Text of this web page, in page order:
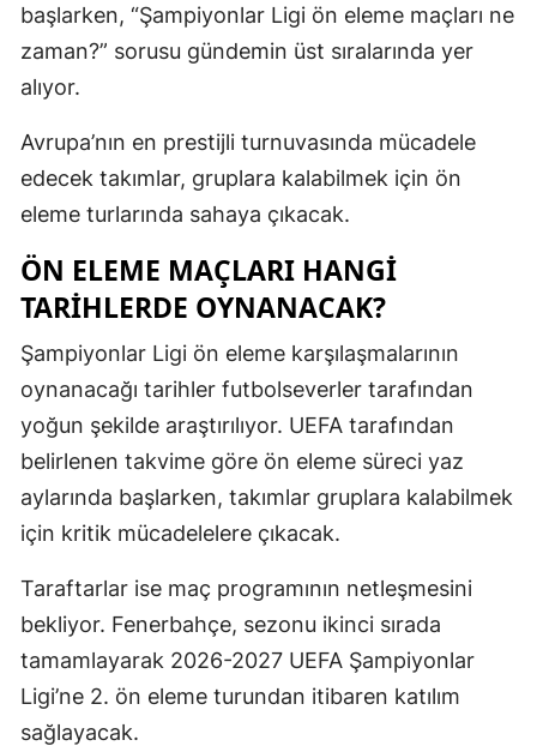
Elazığ
Erzincan
Eskişehir
Hakkari
Isparta
Mersin
Kars
Kastamonu
başlarken, “Şampiyonlar Ligi ön eleme maçları ne
zaman?” sorusu gündemin üst sıralarında yer
alıyor.
Avrupa’nın en prestijli turnuvasında mücadele
edecek takımlar, gruplara kalabilmek için ön
eleme turlarında sahaya çıkacak.
ÖN ELEME MAÇLARI HANGI
TARIHLERDE OYNANACAK?
Şampiyonlar Ligi ön eleme karşılaşmalarının
oynanacağı tarihler futbolseverler tarafından
yoğun şekilde araştırılıyor. UEFA tarafından
belirlenen takvime göre ön eleme süreci yaz
aylarında başlarken, takımlar gruplara kalabilmek
için kritik mücadelelere çıkacak.
Taraftarlar ise maç programının netleşmesini
bekliyor. Fenerbahçe, sezonu ikinci sırada
tamamlayarak 2026-2027 UEFA Şampiyonlar
Ligi’ne 2. ön eleme turundan itibaren katılım
sağlayacak.